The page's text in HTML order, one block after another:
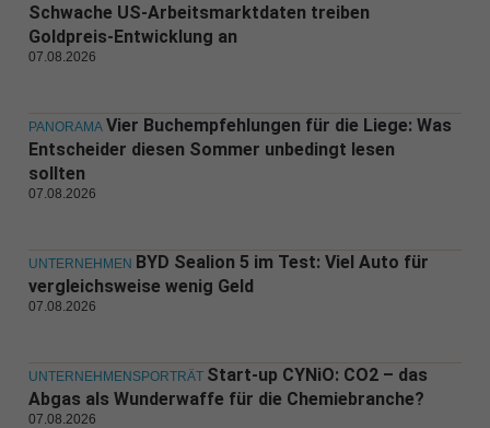
Schwache US-Arbeitsmarktdaten treiben
Goldpreis-Entwicklung an
07.08.2026
PANORAMA Vier Buchempfehlungen für die Liege: Was
Entscheider diesen Sommer unbedingt lesen
sollten
07.08.2026
UNTERNEHMEN BYD Sealion 5 im Test: Viel Auto für
vergleichsweise wenig Geld
07.08.2026
UNTERNEHMENSPORTRÄT Start-up CYNiO: CO2 – das
Abgas als Wunderwaffe für die Chemiebranche?
07.08.2026